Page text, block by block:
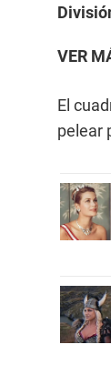
VER
El
pelear